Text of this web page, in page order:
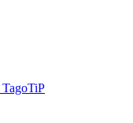
TagoTiP